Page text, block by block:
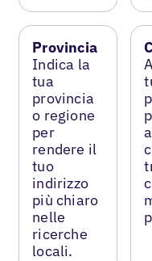
Provincia
Indica la
tua
provincia
o regione
per
rendere il
tuo
indirizzo
più chiaro
nelle
ricerche
locali.